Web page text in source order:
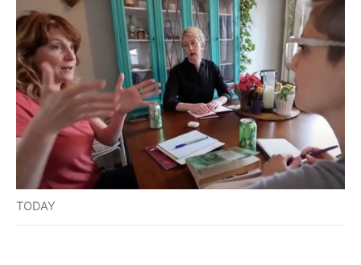
TODAY